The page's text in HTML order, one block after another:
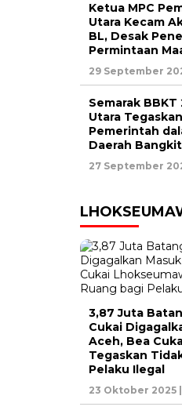
Ketua MPC
Utara Kecam
BL, Desak
Permintaan
29 September
Semarak
Utara
Pemerintah
Daerah Bangkit
27 September
3,87 Juta
Cukai
Aceh, Bea
Tegaskan
Pelaku Ilegal
23 Oktober 2025